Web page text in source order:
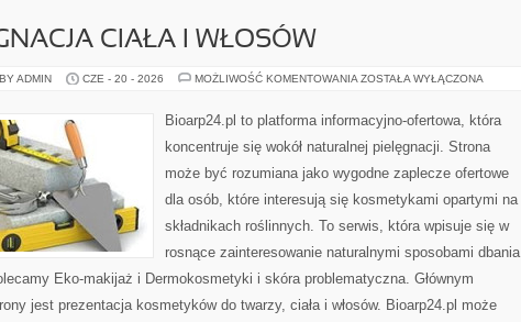
CIAŁA I WŁOSÓW
ADMIN CZE - 20 - 2026 MOŻLIWOŚĆ KOMENTOWANIA PIELĘGNACJA
WŁOSÓW
ZOSTAŁA WYŁĄCZONA
Bioarp24.pl to platforma informacyjno-ofertowa, która
koncentruje się wokół naturalnej pielęgnacji. Strona
może być rozumiana jako wygodne zaplecze ofertowe
dla osób, które interesują się kosmetykami opartymi na
składnikach roślinnych. To serwis, która wpisuje się w
rosnące zainteresowanie naturalnymi sposobami dbania
Eko-makijaż i Dermokosmetyki i skóra problematyczna. Głównym
jest prezentacja kosmetyków do twarzy, ciała i włosów. Bioarp24.pl może